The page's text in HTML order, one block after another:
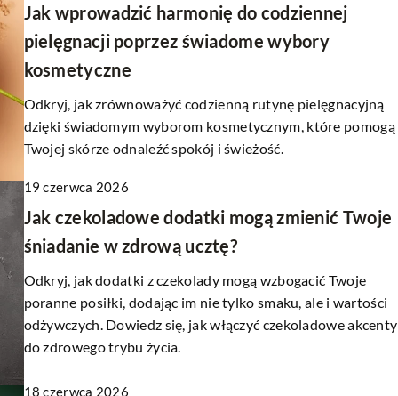
Jak wprowadzić harmonię do codziennej
pielęgnacji poprzez świadome wybory
kosmetyczne
Odkryj, jak zrównoważyć codzienną rutynę pielęgnacyjną
dzięki świadomym wyborom kosmetycznym, które pomogą
Twojej skórze odnaleźć spokój i świeżość.
19 czerwca 2026
Jak czekoladowe dodatki mogą zmienić Twoje
śniadanie w zdrową ucztę?
Odkryj, jak dodatki z czekolady mogą wzbogacić Twoje
poranne posiłki, dodając im nie tylko smaku, ale i wartości
odżywczych. Dowiedz się, jak włączyć czekoladowe akcenty
do zdrowego trybu życia.
18 czerwca 2026